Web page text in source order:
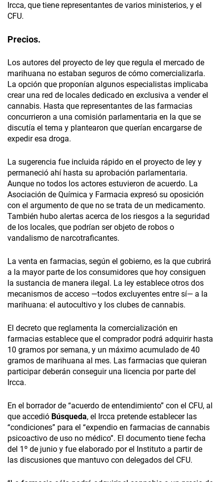
Ircca, que tiene representantes de varios ministerios, y el
CFU.
Precios.
Los autores del proyecto de ley que regula el mercado de
marihuana no estaban seguros de cómo comercializarla.
La opción que proponían algunos especialistas implicaba
crear una red de locales dedicado en exclusiva a vender el
cannabis. Hasta que representantes de las farmacias
concurrieron a una comisión parlamentaria en la que se
discutía el tema y plantearon que querían encargarse de
expedir esa droga.
La sugerencia fue incluida rápido en el proyecto de ley y
permaneció ahí hasta su aprobación parlamentaria.
Aunque no todos los actores estuvieron de acuerdo. La
Asociación de Química y Farmacia expresó su oposición
con el argumento de que no se trata de un medicamento.
También hubo alertas acerca de los riesgos a la seguridad
de los locales, que podrían ser objeto de robos o
vandalismo de narcotraficantes.
La venta en farmacias, según el gobierno, es la que cubrirá
a la mayor parte de los consumidores que hoy consiguen
la sustancia de manera ilegal. La ley establece otros dos
mecanismos de acceso —todos excluyentes entre sí— a la
marihuana: el autocultivo y los clubes de cannabis.
El decreto que reglamenta la comercialización en
farmacias establece que el comprador podrá adquirir hasta
10 gramos por semana, y un máximo acumulado de 40
gramos de marihuana al mes. Las farmacias que quieran
participar deberán conseguir una licencia por parte del
Ircca.
En el borrador de “acuerdo de entendimiento” con el CFU, al
que accedió Búsqueda, el Ircca pretende establecer las
“condiciones” para el “expendio en farmacias de cannabis
psicoactivo de uso no médico”. El documento tiene fecha
del 1º de junio y fue elaborado por el Instituto a partir de
las discusiones que mantuvo con delegados del CFU.